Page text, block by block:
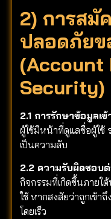
2) การสมั
ปลอดภัย
(Account
Security)
2.1 การรักษาข้อมูลเ
ผู้ใช้มีหน้าที่ดูแลชื่อผู้ใช้
เป็นความลับ
2.2 ความรับผิดชอบ
กิจกรรมที่เกิดขึ้นภายใ
ใช้ หากสงสัยว่าถูกเข้า
โดยเร็ว